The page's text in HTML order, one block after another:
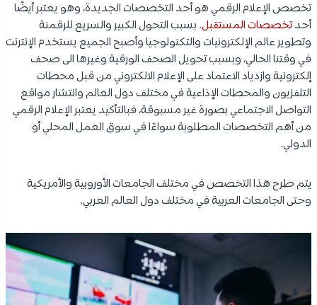
تخصص الإعلام الرقمي هو أحد التخصصات الجديدة، وهو يعتبر أيضًا
أحدتخصصات المستقبل. بسبب التحول الكبير والسريع للرقمنة
وتطوير عالم الإلكترونيات والتكنولوجيا وأصبح الجميع يستخدم الإنترنت
في وقتنا الحالي، وبسبب تحويل الصحف الورقية وغيرها الى صحف
إلكترونية وازدياد الاعتماد على الإعلام الالكتروني من قبل محطات
التلفزيون والمحطات الإذاعية في مختلف دول العالم وانتشار مواقع
التواصل الاجتماعي بصورة غير مسبوقة، فبالتأكيد يعتبر الإعلام الرقمي
من أهم التخصصات المطلوبة سواءًا في سوق العمل المحلي أو
الدولي.
يتم طرح هذا التخصص في مختلف الجامعات الأوروبية والأمريكية
وحتى الجامعات العربية في مختلف دول العالم العربي.